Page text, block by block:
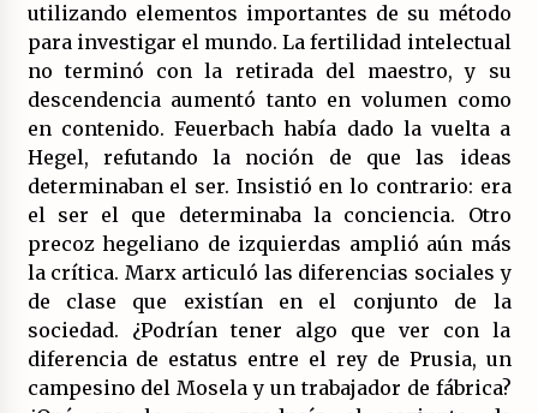
utilizando elementos importantes de su método
para investigar el mundo. La fertilidad intelectual
no terminó con la retirada del maestro, y su
descendencia aumentó tanto en volumen como
en contenido. Feuerbach había dado la vuelta a
Hegel, refutando la noción de que las ideas
determinaban el ser. Insistió en lo contrario: era
el ser el que determinaba la conciencia. Otro
precoz hegeliano de izquierdas amplió aún más
la crítica. Marx articuló las diferencias sociales y
de clase que existían en el conjunto de la
sociedad. ¿Podrían tener algo que ver con la
diferencia de estatus entre el rey de Prusia, un
campesino del Mosela y un trabajador de fábrica?